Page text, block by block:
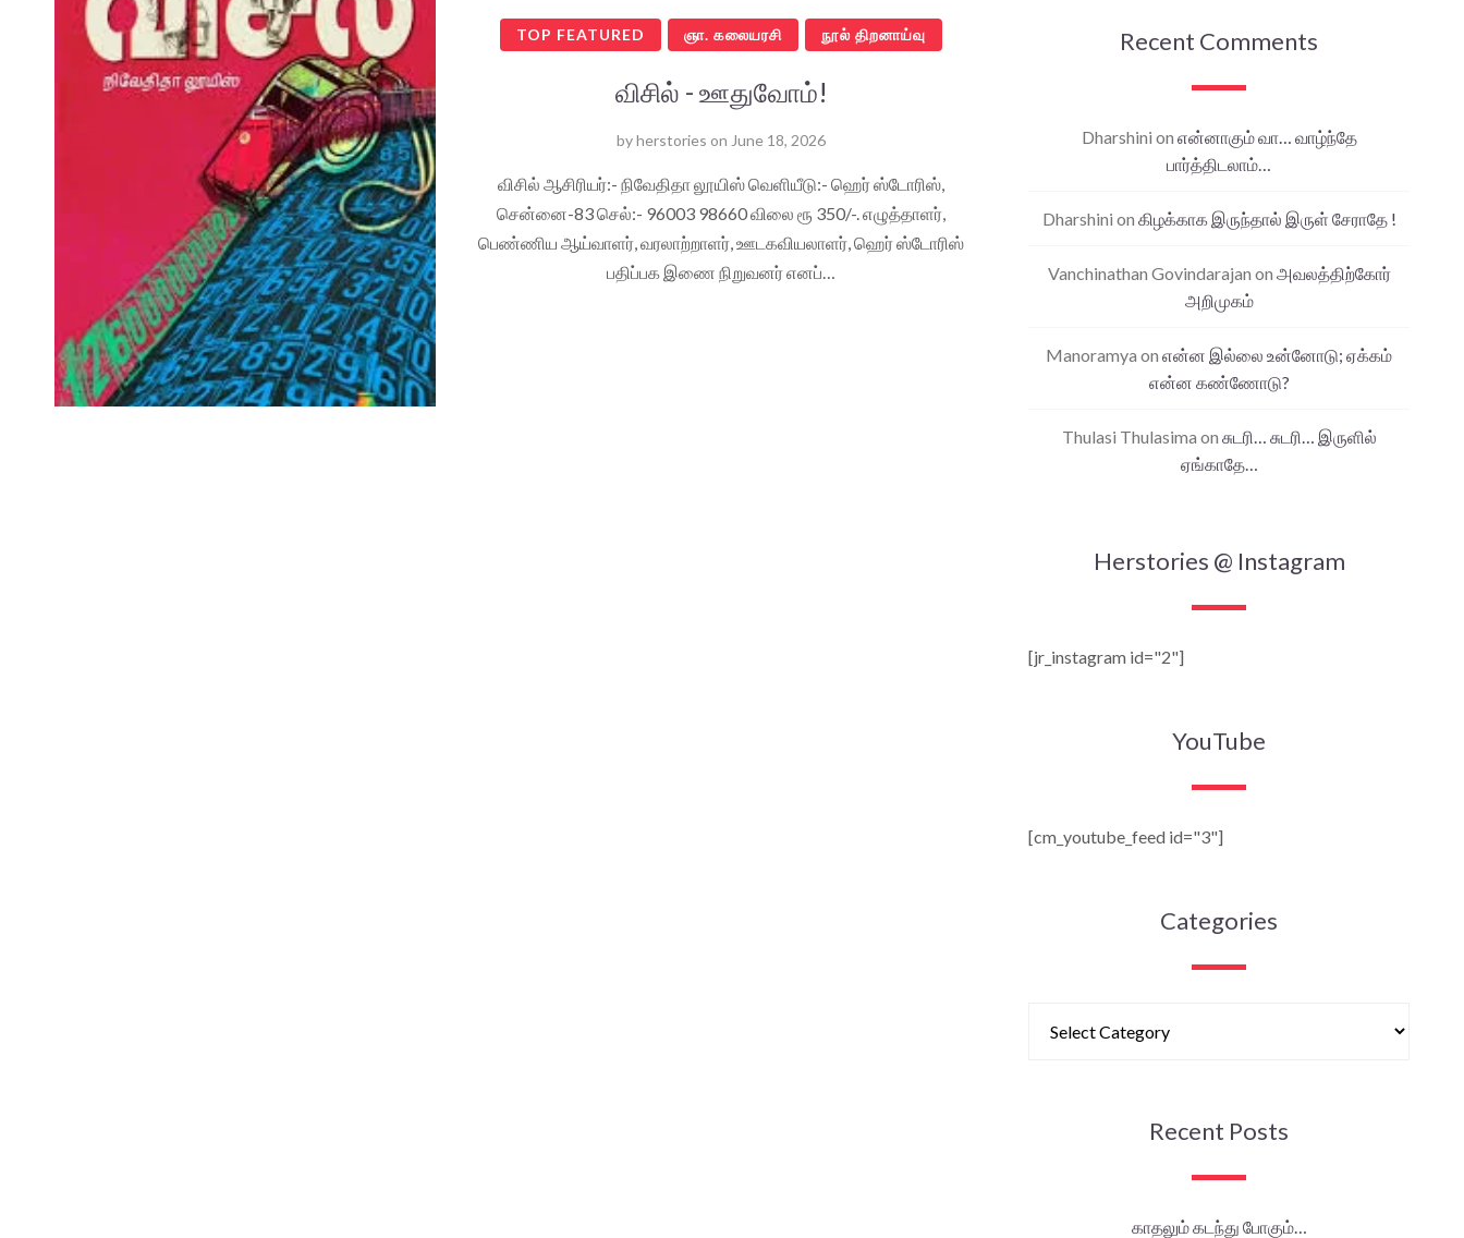
TOP FEATURED ஞா. கலையரசி நூல் திறனாய்வு
விசில் - ஊதுவோம்!
byherstories on June 18, 2026
விசில் ஆசிரியர்:- நிவேதிதா லூயிஸ் வெளியீடு:- ஹெர் ஸ்டோரிஸ்,
சென்னை-83 செல்:- 96003 98660 விலை ரூ 350/-. எழுத்தாளர்,
பெண்ணிய ஆய்வாளர், வரலாற்றாளர், ஊடகவியலாளர், ஹெர் ஸ்டோரிஸ்
பதிப்பக இணை நிறுவனர் எனப்…
Recent Comments
Dharshini on என்னாகும் வா… வாழ்ந்தே
பார்த்திடலாம்…
Dharshini on கிழக்காக இருந்தால் இருள் சேராதே !
Vanchinathan Govindarajan on அவலத்திற்கோர்
அறிமுகம்
Manoramya on என்ன இல்லை உன்னோடு; ஏக்கம்
என்ன கண்ணோடு?
Thulasi Thulasima on சுடரி… சுடரி… இருளில்
ஏங்காதே…
Herstories @ Instagram
[jr_instagram id="2"]
YouTube
[cm_youtube_feed id="3"]
Categories
Recent Posts
காதலும் கடந்து போகும்…